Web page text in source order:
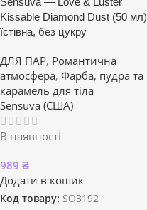
Kissable Diamond Dust (50 мл)
їстівна, без цукру
ДЛЯ ПАР, Романтична
атмосфера, Фарба, пудра та
карамель для тіла
Sensuva (США)
В наявності
989 ₴
Додати в кошик
Код товару: SO3192